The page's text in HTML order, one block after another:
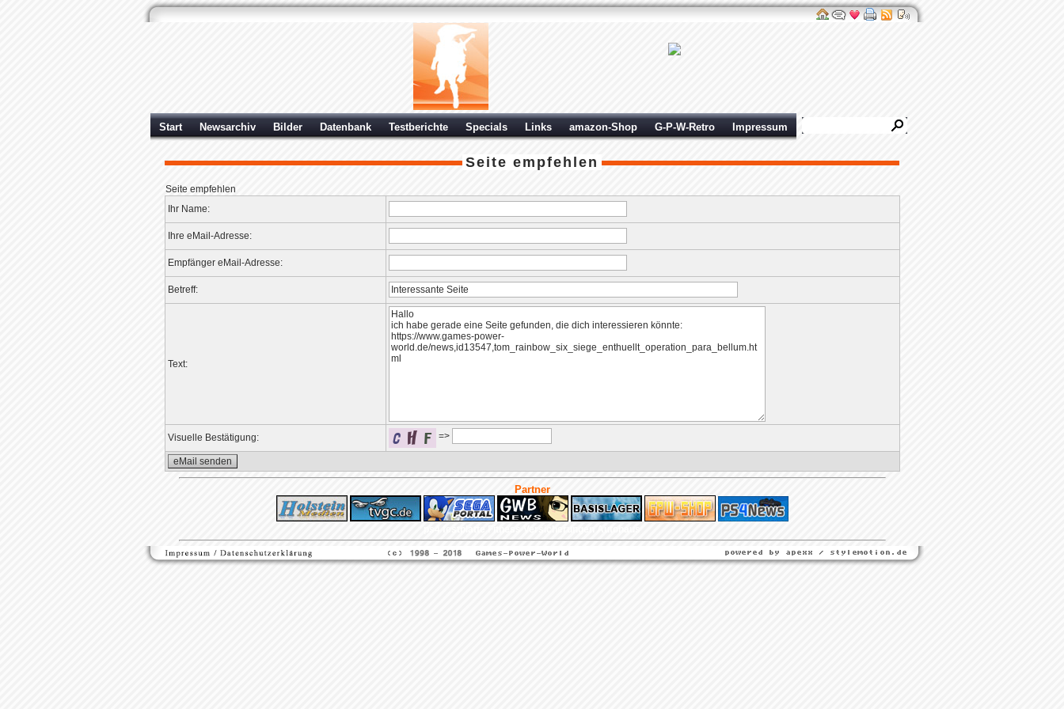
Start Newsarchiv Bilder Datenbank Testberichte Specials Links amazon-Shop G-P-W-Retro Impressum
Seite empfehlen
Seite empfehlen
Ihr Name:
Ihre eMail-Adresse:
Empfänger eMail-Adresse:
Betreff:
Text:
Visuelle Bestätigung: =>
Partner